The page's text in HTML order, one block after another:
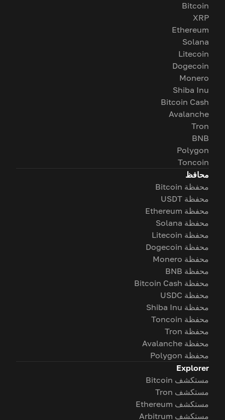
Bitcoin
XRP
Ethereum
Solana
Litecoin
Dogecoin
Monero
Shiba Inu
Bitcoin Cash
Avalanche
Tron
BNB
Polygon
Toncoin
محافظ
محفظة Bitcoin
محفظة USDT
محفظة Ethereum
محفظة Solana
محفظة Litecoin
محفظة Dogecoin
محفظة Monero
محفظة BNB
محفظة Bitcoin Cash
محفظة USDC
محفظة Shiba Inu
محفظة Toncoin
محفظة Tron
محفظة Avalanche
محفظة Polygon
Explorer
مستكشف Bitcoin
مستكشف Tron
مستكشف Ethereum
مستكشف Arbitrum